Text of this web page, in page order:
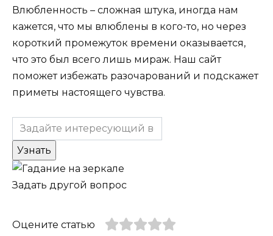
Влюбленность – сложная штука, иногда нам
кажется, что мы влюблены в кого-то, но через
короткий промежуток времени оказывается,
что это был всего лишь мираж. Наш сайт
поможет избежать разочарований и подскажет
приметы настоящего чувства.
Задать другой вопрос
Оцените статью